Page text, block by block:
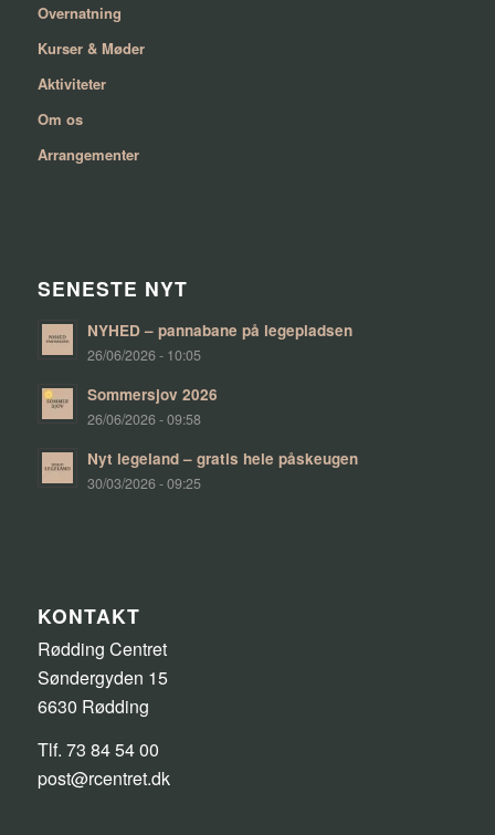
Overnatning
Kurser & Møder
Aktiviteter
Om os
Arrangementer
SENESTE NYT
NYHED – pannabane på legepladsen
26/06/2026 - 10:05
Sommersjov 2026
26/06/2026 - 09:58
Nyt legeland – gratis hele påskeugen
30/03/2026 - 09:25
KONTAKT
Rødding Centret
Søndergyden 15
6630 Rødding
Tlf. 73 84 54 00
post@rcentret.dk